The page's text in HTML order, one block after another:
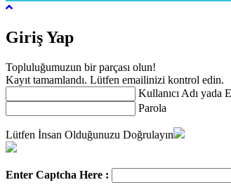
Giriş Yap
Topluluğumuzun bir parçası olun!
Kayıt tamamlandı. Lütfen emailinizi kontrol edin.
Kullanıcı Adı yada
Parola
Lütfen İnsan Olduğunuzu Doğrulayın
Enter Captcha Here :